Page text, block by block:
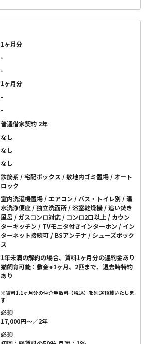
1ヶ月分
-
-
1ヶ月分
-
-
普通借家契約 2年
なし
なし
なし
鉄筋系 / 宅配ボックス / 敷地内ゴミ置場 / オート
ロック
室内洗濯機置場 / エアコン / バス・トイレ別 / 温
水洗浄便座 / 独立洗面所 / 浴室乾燥機 / 追い焚き
風呂 / ガスコンロ対応 / コンロ2口以上 / カウン
ターキッチン / TVモニタ付きインターホン / イン
ターネット接続可 / BSアンテナ / シューズボック
ス
1年未満の解約の場合、賃料1ヶ月分の違約金あり
猫飼育可能：敷金+1ヶ月、2匹まで、退去時特約
あり
※賃料1.1ヶ月分の仲介手数料（税込）を別途頂戴いたしま
す
必須
17,000円〜／2年
必須